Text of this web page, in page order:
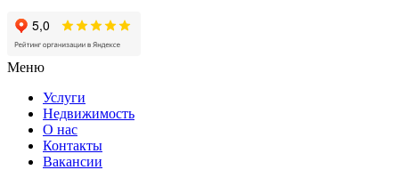
Меню
Услуги
Недвижимость
О нас
Контакты
Вакансии